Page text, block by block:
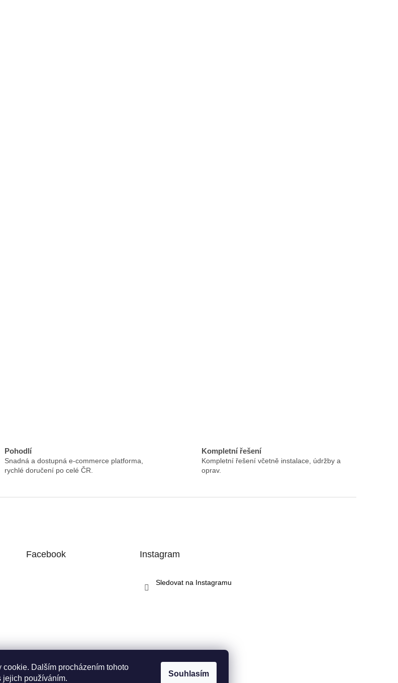
cookie. Dalším procházením tohoto
jejich používáním.
Souhlasím
Pohodlí
Snadná a dostupná e-commerce platforma,
rychlé doručení po celé ČR.
Kompletní řešení
Kompletní řešení včetně instalace, údržby a
oprav.
Facebook Instagram
Sledovat na Instagramu